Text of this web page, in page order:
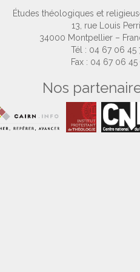
Études théologiques et
13, rue Louis
34000 Montpellier –
Tél : 04 67 06 45
Fax : 04 67 06 45
Nos